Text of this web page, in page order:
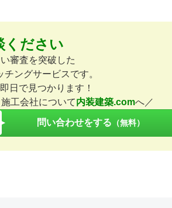
ください
審査を突破した
ングサービスです。
日で見つかります！
施工会社について内装建築.comへ／
問い合わせをする （無料）